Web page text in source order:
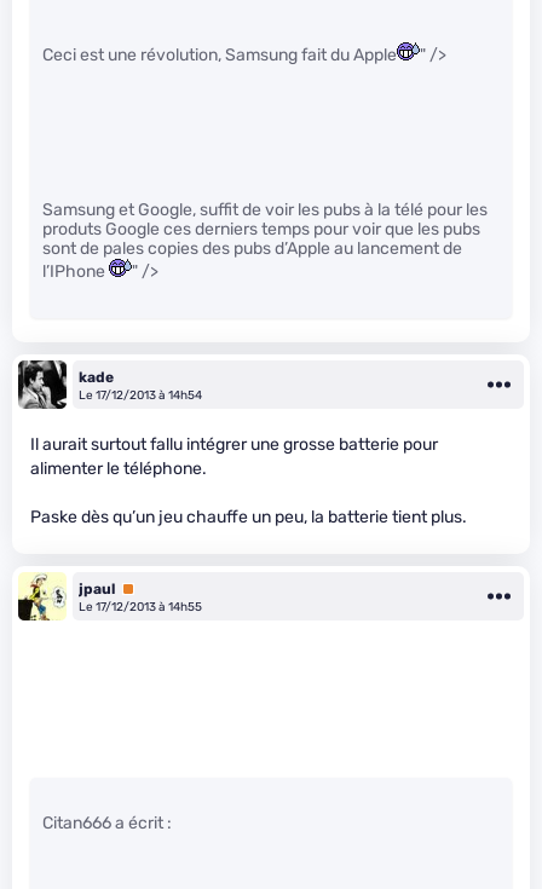
Ceci est une révolution, Samsung fait du Apple " />
Samsung et Google, suffit de voir les pubs à la télé pour les
produts Google ces derniers temps pour voir que les pubs
sont de pales copies des pubs d’Apple au lancement de
l’IPhone
" />
kade
Le 17/12/2013 à 14h54
Il aurait surtout fallu intégrer une grosse batterie pour
alimenter le téléphone.
Paske dès qu’un jeu chauffe un peu, la batterie tient plus.
jpaul Premium
Le 17/12/2013 à 14h55
Citan666 a écrit :